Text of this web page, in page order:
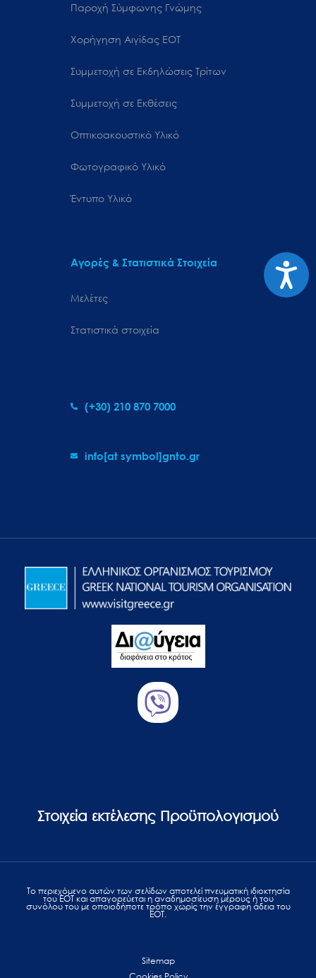
Παροχή Σύμφωνης Γνώμης
Χορήγηση Αιγίδας ΕΟΤ
Συμμετοχή σε Εκδηλώσεις Τρίτων
Συμμετοχή σε Εκθέσεις
Οπτικοακουστικό Υλικό
Φωτογραφικό Υλικό
Έντυπο Υλικό
Αγορές & Στατιστικά Στοιχεία
Μελέτες
Στατιστικά στοιχεία
(+30) 210 870 7000
info[at symbol]gnto.gr
Στοιχεία εκτέλεσης Προϋπολογισμού
Το περιεχόμενο αυτών των σελίδων αποτελεί πvευματική ιδιοκτησία
του ΕΟΤ και απαγορεύεται η αναδημοσίευση μέρους ή του
συνόλου του με οποιοδήποτε τρόπο χωρίς την έγγραφη άδεια του
ΕΟΤ.
Sitemap